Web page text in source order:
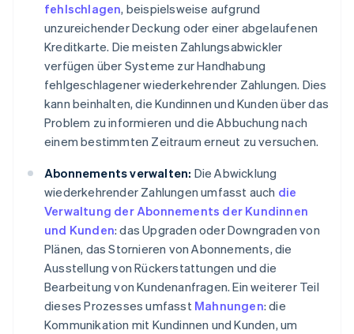
fehlschlagen, beispielsweise aufgrund
unzureichender Deckung oder einer abgelaufenen
Kreditkarte. Die meisten Zahlungsabwickler
verfügen über Systeme zur Handhabung
fehlgeschlagener wiederkehrender Zahlungen. Dies
kann beinhalten, die Kundinnen und Kunden über das
Problem zu informieren und die Abbuchung nach
einem bestimmten Zeitraum erneut zu versuchen.
Abonnements verwalten: Die Abwicklung
wiederkehrender Zahlungen umfasst auch die
Verwaltung der Abonnements der Kundinnen
und Kunden: das Upgraden oder Downgraden von
Plänen, das Stornieren von Abonnements, die
Ausstellung von Rückerstattungen und die
Bearbeitung von Kundenanfragen. Ein weiterer Teil
dieses Prozesses umfasst Mahnungen: die
Kommunikation mit Kundinnen und Kunden, um